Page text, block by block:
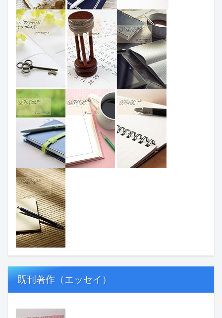
既刊著作（エッセイ）